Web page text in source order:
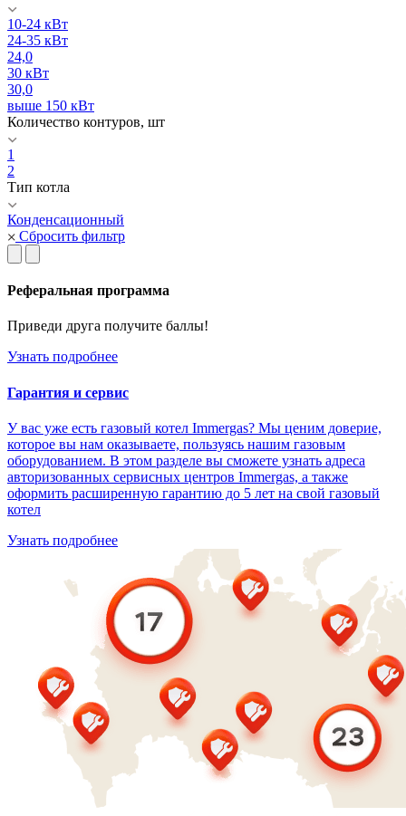
10-24 кВт
24-35 кВт
24,0
30 кВт
30,0
выше 150 кВт
Количество контуров, шт
1
2
Тип котла
Конденсационный
Сбросить фильтр
Реферальная программа
Приведи друга получите баллы!
Узнать подробнее
Гарантия и сервис
У вас уже есть газовый котел Immergas? Мы ценим доверие,
которое вы нам оказываете, пользуясь нашим газовым
оборудованием. В этом разделе вы сможете узнать адреса
авторизованных сервисных центров Immergas, а также
оформить расширенную гарантию до 5 лет на свой газовый
котел
Узнать подробнее